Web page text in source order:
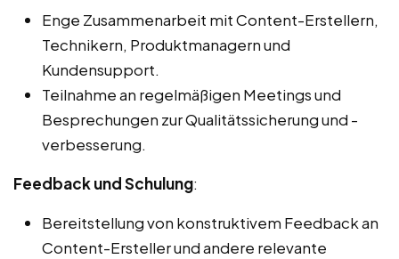
Enge Zusammenarbeit mit Content-Erstellern,
Technikern, Produktmanagern und
Kundensupport.
Teilnahme an regelmäßigen Meetings und
Besprechungen zur Qualitätssicherung und -
verbesserung.
Feedback und Schulung:
Bereitstellung von konstruktivem Feedback an
Content-Ersteller und andere relevante